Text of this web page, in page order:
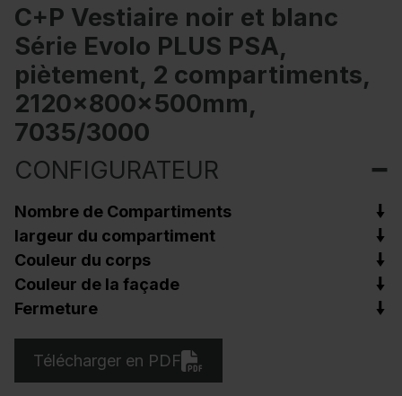
C+P Vestiaire noir et blanc
Série Evolo PLUS PSA,
piètement, 2 compartiments,
2120x800x500mm,
7035/3000
CONFIGURATEUR
Nombre de Compartiments
largeur du compartiment
Couleur du corps
Couleur de la façade
Fermeture
Télécharger en PDF